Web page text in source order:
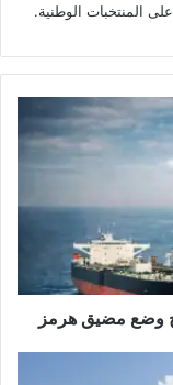
المنتخبات الوطنية.
وضع مضيق هرمز